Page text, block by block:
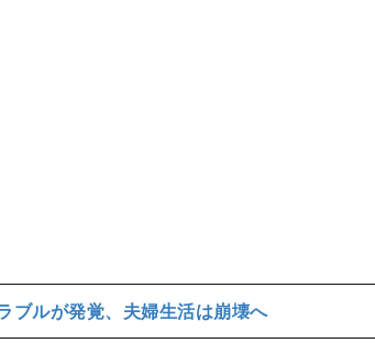
ブルが発覚、夫婦生活は崩壊へ